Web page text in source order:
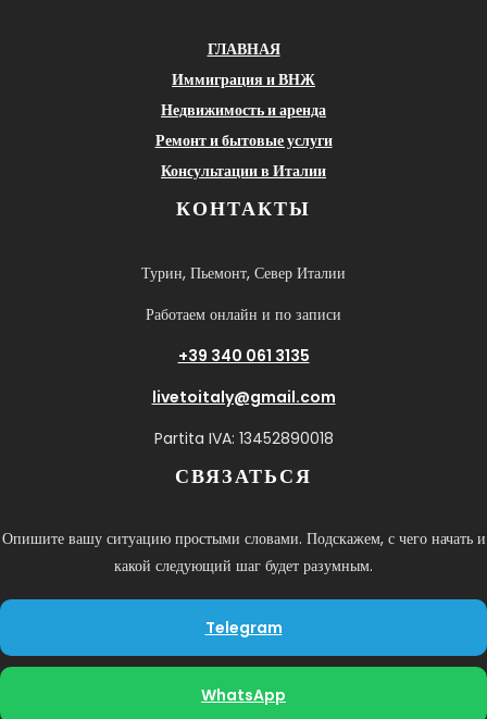
ГЛАВНАЯ
Иммиграция и ВНЖ
Недвижимость и аренда
Ремонт и бытовые услуги
Консультации в Италии
КОНТАКТЫ
Турин, Пьемонт, Север Италии
Работаем онлайн и по записи
+39 340 061 3135
livetoitaly@gmail.com
Partita IVA: 13452890018
СВЯЗАТЬСЯ
Опишите вашу ситуацию простыми словами. Подскажем, с чего начать и
какой следующий шаг будет разумным.
Telegram
WhatsApp